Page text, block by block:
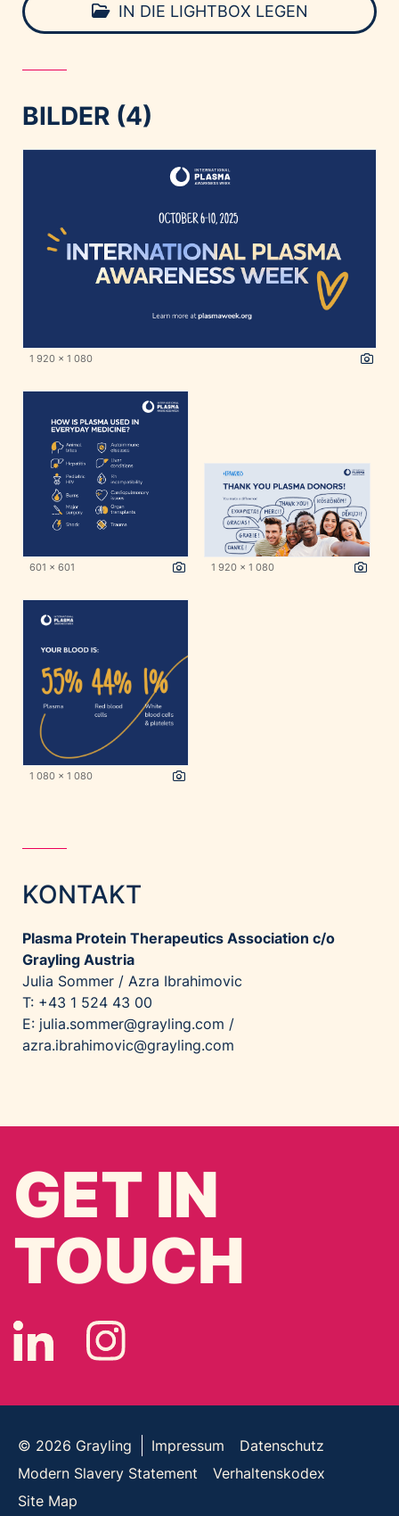
IN DIE LIGHTBOX LEGEN
BILDER (4)
1 920 x 1 080
601 x 601 1 920 x 1 080
1 080 x 1 080
KONTAKT
Plasma Protein Therapeutics Association c/o
Grayling Austria
Julia Sommer / Azra Ibrahimovic
T: +43 1 524 43 00
E: julia.sommer@grayling.com /
azra.ibrahimovic@grayling.com
GET IN
TOUCH
© 2026 Grayling Impressum
Datenschutz
Modern Slavery Statement
Verhaltenskodex
Site Map